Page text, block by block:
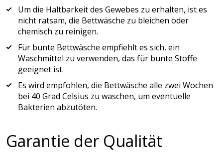
Um die Haltbarkeit des Gewebes zu erhalten, ist es
nicht ratsam, die Bettwäsche zu bleichen oder
chemisch zu reinigen.
Für bunte Bettwäsche empfiehlt es sich, ein
Waschmittel zu verwenden, das für bunte Stoffe
geeignet ist.
Es wird empfohlen, die Bettwäsche alle zwei Wochen
bei 40 Grad Celsius zu waschen, um eventuelle
Bakterien abzutöten.
Garantie der Qualität